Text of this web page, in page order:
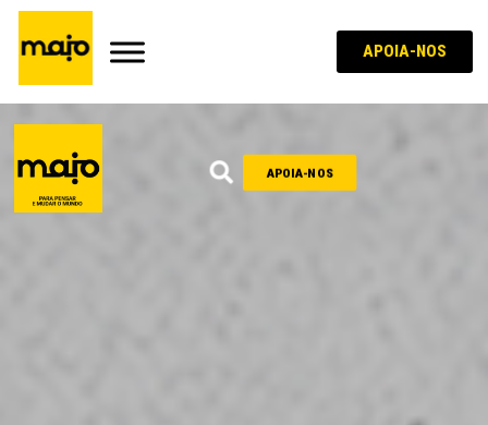
APOIA-NOS
APOIA-NOS